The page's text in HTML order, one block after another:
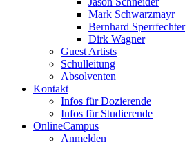
Mark Schwarzmayr
Bernhard Sperrfechter
Dirk Wagner
Guest Artists
Schulleitung
Absolventen
Kontakt
Infos für Dozierende
Infos für Studierende
OnlineCampus
Anmelden